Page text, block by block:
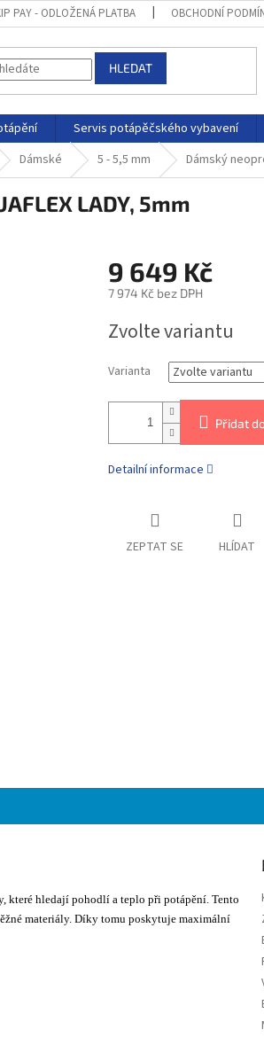
PAY - ODLOŽENÁ PLATBA OBCHODNÍ
HLEDAT
Servis potápěčského vybavení
Dámské 5 - 5,5 mm Dámský
LADY, 5mm
9 649 Kč
7 974 Kč bez DPH
Zvolte variantu
Varianta
Přidat
Detailní informace
ZEPTAT SE HLÍDAT
které hledají pohodlí a teplo při potápění. Tento
materiály. Díky tomu poskytuje maximální